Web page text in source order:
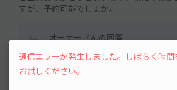
すが、予約可能でしょか。
オーナーさんの回答
車幅、問題ございません。よろ
ます。
通信エラーが発生しました。しばらく時
お試しください。